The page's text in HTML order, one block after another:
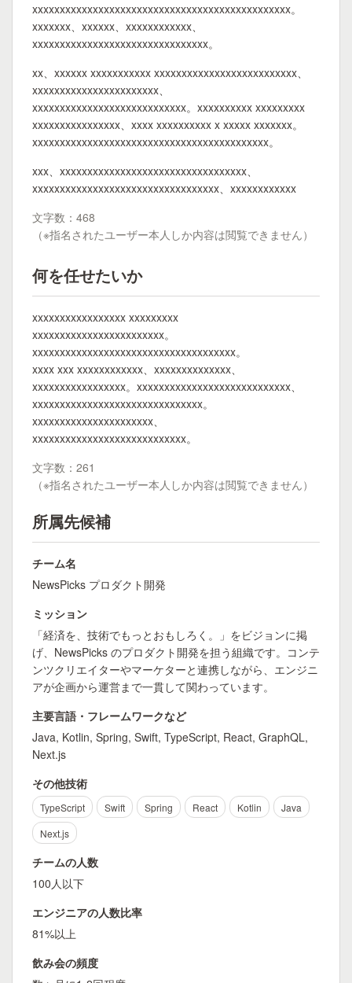
xxxxxxxxxxxxxxxxxxxxxxxxxxxxxxxxxxxxxxxxxxxxxxx。
xxxxxxx、xxxxxx、xxxxxxxxxxxx、
xxxxxxxxxxxxxxxxxxxxxxxxxxxxxxxx。
xx、xxxxxx xxxxxxxxxxx xxxxxxxxxxxxxxxxxxxxxxxxxx、
xxxxxxxxxxxxxxxxxxxxxxx、
xxxxxxxxxxxxxxxxxxxxxxxxxxxx。xxxxxxxxxx xxxxxxxxx
xxxxxxxxxxxxxxxx、xxxx xxxxxxxxxx x xxxxx xxxxxxx。
xxxxxxxxxxxxxxxxxxxxxxxxxxxxxxxxxxxxxxxxxxx。
xxx、xxxxxxxxxxxxxxxxxxxxxxxxxxxxxxxxxx、
xxxxxxxxxxxxxxxxxxxxxxxxxxxxxxxxxx、xxxxxxxxxxxx
文字数：468
（※指名されたユーザー本人しか内容は閲覧できません）
何を任せたいか
xxxxxxxxxxxxxxxxx xxxxxxxxx
xxxxxxxxxxxxxxxxxxxxxxxx。
xxxxxxxxxxxxxxxxxxxxxxxxxxxxxxxxxxxxx。
xxxx xxx xxxxxxxxxxxx、xxxxxxxxxxxxxx、
xxxxxxxxxxxxxxxxx。xxxxxxxxxxxxxxxxxxxxxxxxxxxx、
xxxxxxxxxxxxxxxxxxxxxxxxxxxxxxx。
xxxxxxxxxxxxxxxxxxxxxx、
xxxxxxxxxxxxxxxxxxxxxxxxxxxx。
文字数：261
（※指名されたユーザー本人しか内容は閲覧できません）
所属先候補
チーム名
NewsPicks プロダクト開発
ミッション
「経済を、技術でもっとおもしろく。」をビジョンに掲
げ、NewsPicks のプロダクト開発を担う組織です。コンテ
ンツクリエイターやマーケターと連携しながら、エンジニ
アが企画から運営まで一貫して関わっています。
主要言語・フレームワークなど
Java, Kotlin, Spring, Swift, TypeScript, React, GraphQL,
Next.js
その他技術
TypeScript Swift Spring React Kotlin
Java
Next.js
チームの人数
100人以下
エンジニアの人数比率
81%以上
飲み会の頻度